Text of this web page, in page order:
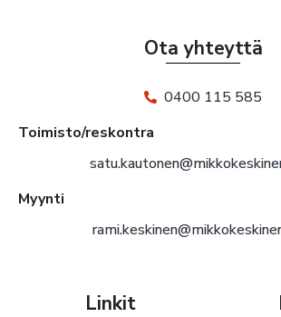
Ota yhteyttä
0400 115 585
Toimisto/reskontra
Myynti
Linkit